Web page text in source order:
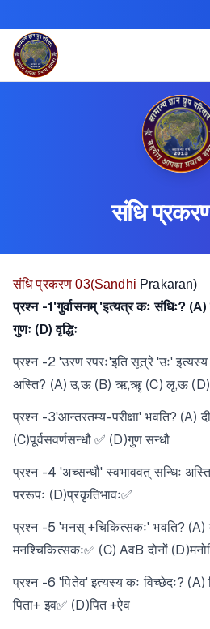
संधि
संधि प्रकरण 03(Sandhi Prakaran)
प्रश्न -1'गुर्वासनम् 'इत्यत्र कः संधिः? (A)
गुणः (D) वृद्धिः
प्रश्न -2 'उरण रपरः'इति सूत्रे 'उः' इत्यस्य
अस्ति? (A) उ,ऊ (B) ऋ,ऋृ (C) लृ,ऊ
प्रश्न -3'आन्तरतम्य-परीक्षा' भवति? (A)
(C)पूर्वसवर्णसन्धौ ✅ (D)गुण सन्धौ
प्रश्न -4 'अच्सन्धौ' स्वभाववत् सन्धिः
पररूपः (D)प्रकृतिभावः✅
प्रश्न -5 'मनस् +चिकित्सकः' भवति? (A)
मनश्चिकित्सकः✅ (C) AवB दोनों
प्रश्न -6 'पितेव' इत्यस्य कः विच्छेदः? (A)
पिता+ इव✅ (D)पित +ऐव